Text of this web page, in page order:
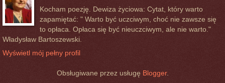
Kocham poezję. Dewiza życiowa: Cytat, który warto
zapamiętać: " Warto być uczciwym, choć nie zawsze się
to opłaca. Opłaca się być nieuczciwym, ale nie warto."
Władysław Bartoszewski.
Wyświetl mój pełny profil
Obsługiwane przez usługę Blogger.